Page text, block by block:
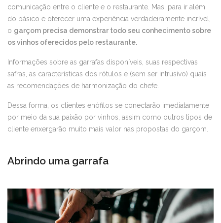
comunicação entre o cliente e o restaurante. Mas, para ir além
do básico e oferecer uma experiência verdadeiramente incrível,
o garçom precisa demonstrar todo seu conhecimento sobre
os vinhos oferecidos pelo restaurante.
Informações sobre as garrafas disponíveis, suas respectivas
safras, as características dos rótulos e (sem ser intrusivo) quais
as recomendações de harmonização do chefe.
Dessa forma, os clientes enófilos se conectarão imediatamente
por meio da sua paixão por vinhos, assim como outros tipos de
cliente enxergarão muito mais valor nas propostas do garçom.
Abrindo uma garrafa